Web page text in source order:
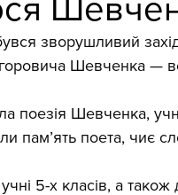
зворушливий
Шевченка —
поезія Шевченка,
пам’ять поета, чиє
5-х класів, а